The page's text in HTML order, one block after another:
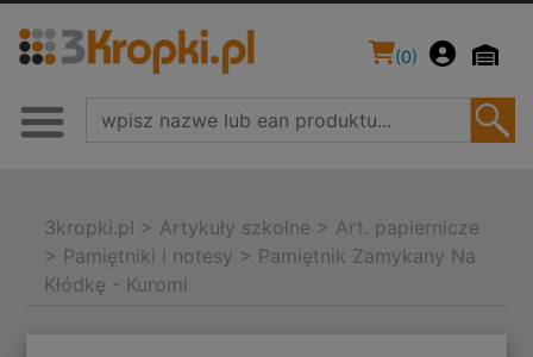
(0)
3kropki.pl > Artykuły szkolne > Art. papiernicze
> Pamiętniki i notesy > Pamiętnik Zamykany Na
Kłódkę - Kuromi